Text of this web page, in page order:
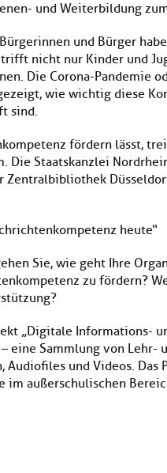
und Weiterbildung
und Bürger
nicht nur Kinder und
Die Corona-Pandemie
wie wichtig diese
sind.
fördern lässt,
Die Staatskanzlei
Zentralbibliothek
heute“
Sie, wie geht Ihre
zu fördern?
„Digitale Informations-
eine Sammlung von Lehr-
und Videos.
im außerschulischen